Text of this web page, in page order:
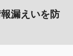
漏えいを防